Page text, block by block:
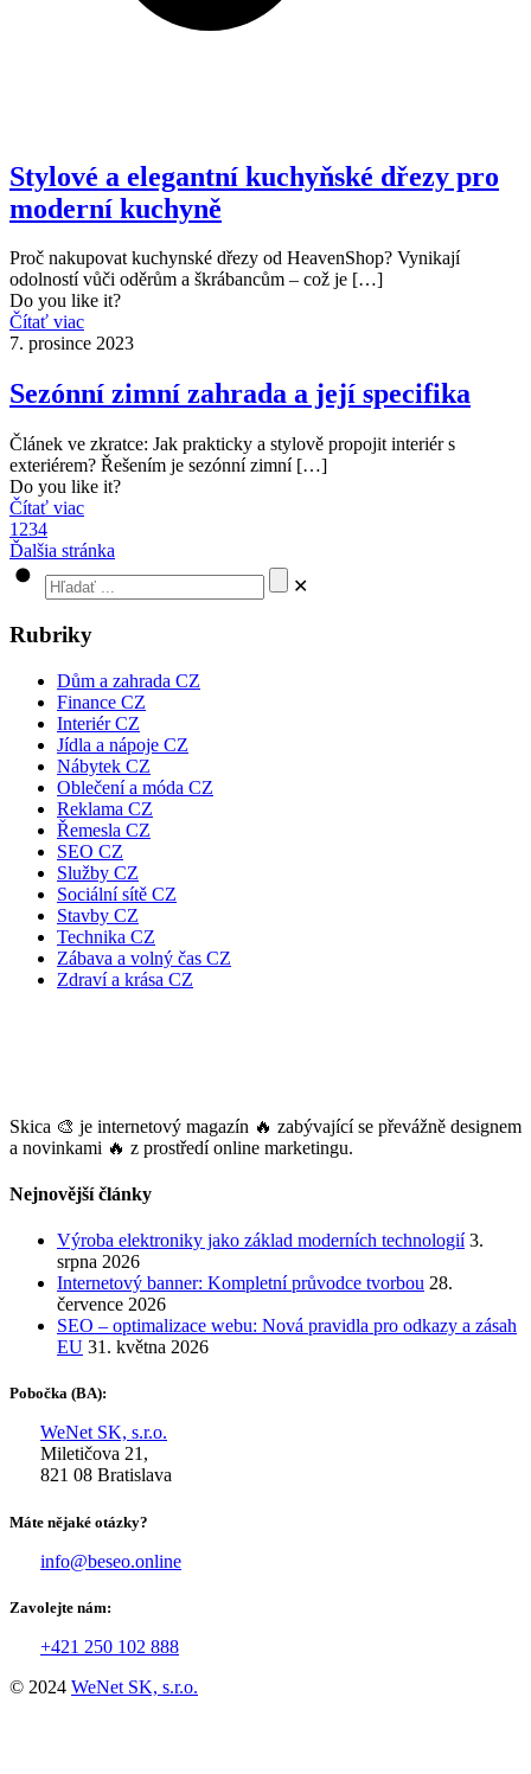
Stylové a elegantní kuchyňské dřezy pro
moderní kuchyně
Proč nakupovat kuchynské dřezy od HeavenShop? Vynikají
odolností vůči oděrům a škrábancům – což je […]
Do you like it?
Čítať viac
7. prosince 2023
Sezónní zimní zahrada a její specifika
Článek ve zkratce: Jak prakticky a stylově propojit interiér s
exteriérem? Řešením je sezónní zimní[…]
Do you like it?
Čítať viac
1 234
Ďalšia stránka
✕
Rubriky
Dům a zahrada CZ
Finance CZ
Interiér CZ
Jídla a nápoje CZ
Nábytek CZ
Oblečení a móda CZ
Reklama CZ
Řemesla CZ
SEO CZ
Služby CZ
Sociální sítě CZ
Stavby CZ
Technika CZ
Zábava a volný čas CZ
Zdraví a krása CZ
Skica 🎨 je internetový magazín 🔥 zabývající se převážně designem
a novinkami 🔥 z prostředí online marketingu.
Nejnovější články
Výroba elektroniky jako základ moderních technologií 3.
srpna 2026
Internetový banner: Kompletní průvodce tvorbou 28.
července 2026
SEO – optimalizace webu: Nová pravidla pro odkazy a zásah
EU 31. května 2026
Pobočka (BA):
WeNet SK, s.r.o.
Miletičova 21,
821 08 Bratislava
Máte nějaké otázky?
info@beseo.online
Zavolejte nám:
+421 250 102 888
© 2024 WeNet SK, s.r.o.